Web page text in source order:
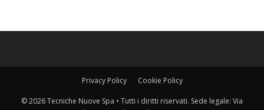
Privacy Policy Cookie Policy
© 2026 Tecniche Nuove Spa • Tutti i diritti riservati. Sede legale: Via